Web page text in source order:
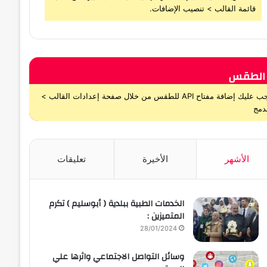
قائمة القالب > تنصيب الإضافات.
الطقس
يجب عليك إضافة مفتاح API للطقس من خلال صفحة إعدادات القالب >
الأشهر الأخيرة تعليقات
الخدمات الطبية ببلدية ( أبوسليم ) تكرم
المتميزين :
28/01/2024
وسائل التواصل الاجتماعي واثرها علي